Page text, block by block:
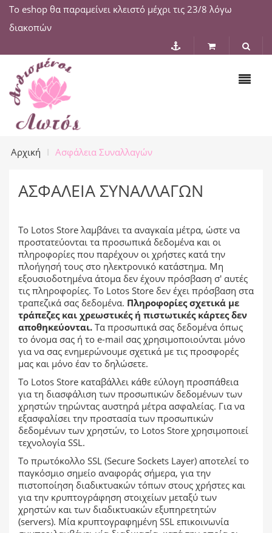
Το eshop θα παραμείνει κλειστό μέχρι τις 23/8 λόγω
διακοπών
Αρχική Ασφάλεια Συναλλαγών
ΑΣΦΆΛΕΙΑ ΣΥΝΑΛΛΑΓΏΝ
Το Lotos Store λαμβάνει τα αναγκαία μέτρα, ώστε να
προστατεύονται τα προσωπικά δεδομένα και οι
πληροφορίες που παρέχουν οι χρήστες κατά την
πλοήγησή τους στο ηλεκτρονικό κατάστημα. Μη
εξουσιοδοτημένα άτομα δεν έχουν πρόσβαση σ' αυτές
τις πληροφορίες. Το Lotos Store δεν έχει πρόσβαση στα
τραπεζικά σας δεδομένα. Πληροφορίες σχετικά με
τράπεζες και χρεωστικές ή πιστωτικές κάρτες δεν
αποθηκεύονται. Τα προσωπικά σας δεδομένα όπως
το όνομα σας ή το e-mail σας χρησιμοποιούνται μόνο
για να σας ενημερώνουμε σχετικά με τις προσφορές
μας και μόνο έαν το δηλώσετε.
Το Lotos Store καταβάλλει κάθε εύλογη προσπάθεια
για τη διασφάλιση των προσωπικών δεδομένων των
χρηστών τηρώντας αυστηρά μέτρα ασφαλείας. Για να
εξασφαλίσει την προστασία των προσωπικών
δεδομένων των χρηστών, το Lotos Store χρησιμοποιεί
τεχνολογία SSL.
Το πρωτόκολλο SSL (Secure Sockets Layer) αποτελεί το
παγκόσμιο σημείο αναφοράς σήμερα, για την
πιστοποίηση διαδικτυακών τόπων στους χρήστες και
για την κρυπτογράφηση στοιχείων μεταξύ των
χρηστών και των διαδικτυακών εξυπηρετητών
(servers). Μία κρυπτογραφημένη SSL επικοινωνία